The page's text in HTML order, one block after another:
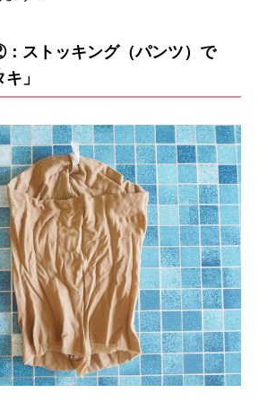
ストッキング（パンツ）で
」